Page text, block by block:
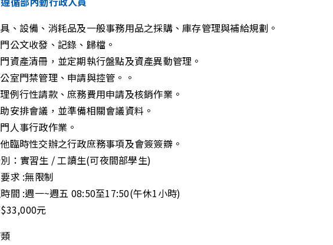
、設備、消耗品及一般事務用品之採購、庫存管理與補給規劃。
公文收發、記錄、歸檔。
資產清冊，並定期執行盤點及資產異動管理。
室門禁管理、申請與控管。。
例行性請款、庶務費用申請及核銷作業。
安排會議，並準備相關會議資料。
人事行政作業。
臨時性交辦之行政庶務事項及會簽簽辧。
：實習生 / 工讀生(可夜間部學生)
求 :無限制
間 :週一~週五 08:50至17:50(午休1小時)
元